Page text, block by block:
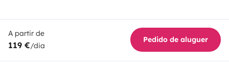
A partir de
119 €/dia
Pedido de aluguer